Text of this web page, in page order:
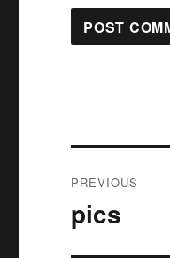
navigation
PREVIOUS
Previous
post:
pics